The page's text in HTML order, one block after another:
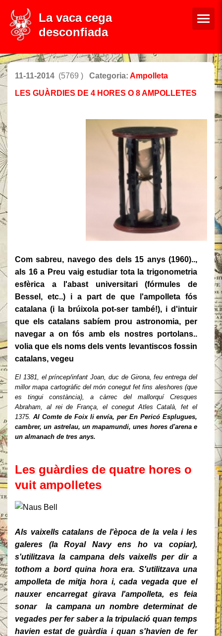
La vaca cega
desconfiada
11-11-2014 (5769 ) Categoria: Ampolleta
LES GUÀRDIES DE 4 HORES O 8 AMPOLLETES
Com sabreu, navego des dels 15 anys (1960)..,
als 16 a Preu vaig estudiar tota la trigonometria
esfèrica a l'abast universitari (fórmules de
Bessel, etc..) i a part de que l'ampolleta fós
catalana (i la brúixola pot-ser també!), i d'intuir
que els catalans sabíem prou astronomia, per
navegar a on fós amb els nostres portolans..
volia que els noms dels vents levantiscos fossin
catalans, vegeu
El 1381, el príncep/infant Joan, duc de Girona, feu entrega del
millor mapa cartogràfic del món conegut fet fins aleshores (que
es tingui constància), a càrrec del mallorquí Cresques
Abraham, al rei de França, el conegut Atles Català, fet el
1375. Al Comte de Foix li envía, perEn Pericó Esplugues,
cambrer, un astrelau, un mapamundi,unes hores d'arena e
un almanach de tres anys.
Les guàrdies de quatre hores o
vuit ampolletes
Als vaixells catalans de l'època de la vela i les
galeres (la Royal Navy ens ho va copiar),
s'utilitzava la campana dels vaixells per dir a
tothom a bord quina hora era. S'utilitzava una
ampolleta de mitja hora i, cada vegada que el
nauxer encarregat girava l'ampolleta, es feia
sonar la campana un nombre determinat de
vegades per fer saber a la tripulació quan temps
havien estat de guàrdia i quan s'havien de fer